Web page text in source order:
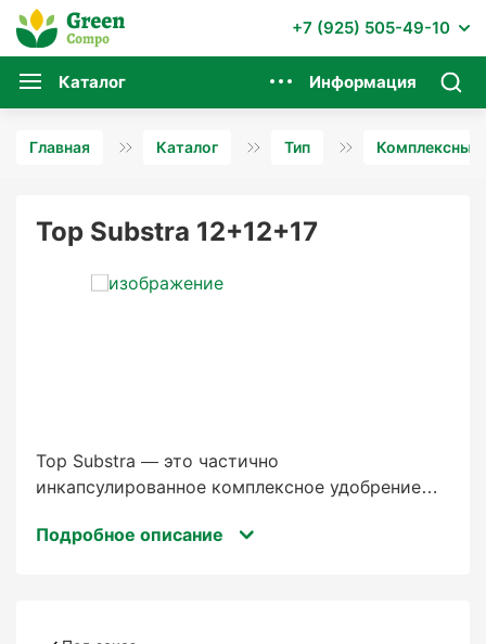
+7 (925) 505-49-10
Каталог Информация
Главная Каталог Тип Комплексные
Top Substra 12+12+17
Top Substra — это частично
инкапсулированное комплексное удобрение
для субстратных смесей. Он подходит для
Подробное описание